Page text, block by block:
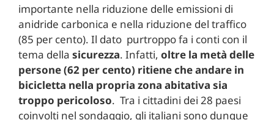
importante nella riduzione delle emissioni di
anidride carbonica e nella riduzione del traffico
(85 per cento). Il dato purtroppo fa i conti con il
tema della sicurezza. Infatti, oltre la metà delle
persone (62 per cento) ritiene che andare in
bicicletta nella propria zona abitativa sia
troppo pericoloso. Tra i cittadini dei 28 paesi
coinvolti nel sondaggio, gli italiani sono dunque